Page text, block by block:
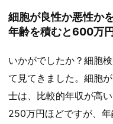
細胞が良性か悪性か
年齢を積むと600万
いかがでしたか？細胞
て見てきました。細胞
士は、比較的年収が高
250万円ほどですが、